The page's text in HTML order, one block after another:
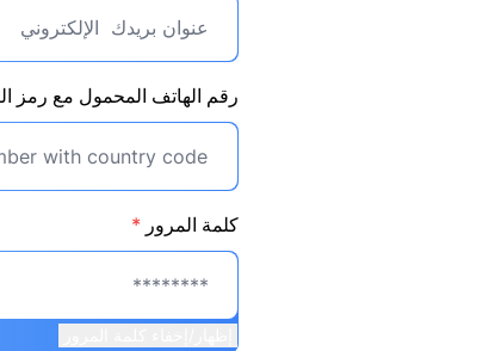
رقم الهاتف المحمول مع رمز
كلمة المرور *